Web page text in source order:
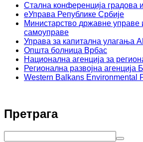
Стална конференција градова
еУправа Републике Србије
Министарство државне управе
самоуправе
Управа за капитална улагања
Општа болница Врбас
Национална агенција за
Регионална развојна агенција
Western Balkans Environmental
Претрага